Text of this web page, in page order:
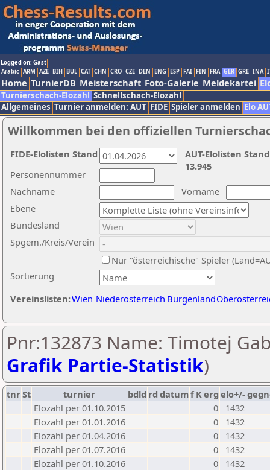
Logged on: Gast
Arabic ARM AZE BIH BUL CAT CHN CRO CZE DEN ENG ESP FAI FIN FRA GER GRE INA
Home TurnierDB Meisterschaft Foto-Galerie Meldekartei
Turnierschach-Elozahl Schnellschach-Elozahl
Allgemeines Turnier anmelden: AUT FIDE Spieler anmelden Elo
Willkommen bei den offiziellen
Nachname
Vorname
Ebene
Sortierung
Personennummer
Bundesland
Spgem./Kreis/Verein
Nur "österreichische" Spieler
Vereinslisten:Wien Niederösterreich Burgenland
AUT-Elolisten
13.945
FIDE-Elolisten Stand
Pnr:132873 Name: Timotej
Grafik Partie-Statistik)
tnrSt turnier bdld rd datumf Kerg elo+/-
Elozahl per 01.10.2015
0
1432
Elozahl per 01.01.2016
0
1432
Elozahl per 01.04.2016
0
1432
Elozahl per 01.07.2016
0
1432
Elozahl per 01.10.2016
0
1432